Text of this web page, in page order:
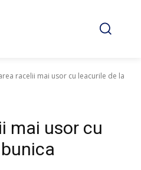
racelii mai usor cu leacurile de la
mai usor cu